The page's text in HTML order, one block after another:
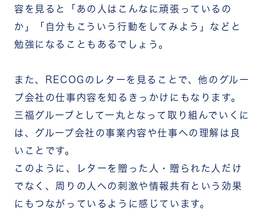
容を見ると「あの人はこんなに頑張っているの
か」「自分もこういう行動をしてみよう」などと
勉強になることもあるでしょう。
また、RECOGのレターを見ることで、他のグルー
プ会社の仕事内容を知るきっかけにもなります。
三福グループとして一丸となって取り組んでいくに
は、グループ会社の事業内容や仕事への理解は良
いことです。
このように、レターを贈った人・贈られた人だけ
でなく、周りの人への刺激や情報共有という効果
にもつながっているように感じています。